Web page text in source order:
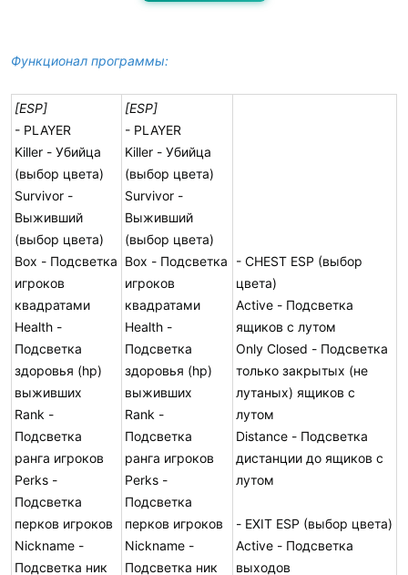
Функционал программы:
[ESP]
- PLAYER
Killer - Убийца
(выбор цвета)
Survivor -
Выживший
(выбор цвета)
Box - Подсветка
игроков
квадратами
Health -
Подсветка
здоровья (hp)
выживших
Rank -
Подсветка
ранга игроков
Perks -
Подсветка
перков игроков
Nickname -
Подсветка ник
[ESP]
- PLAYER
Killer - Убийца
(выбор цвета)
Survivor -
Выживший
(выбор цвета)
Box - Подсветка
игроков
квадратами
Health -
Подсветка
здоровья (hp)
выживших
Rank -
Подсветка
ранга игроков
Perks -
Подсветка
перков игроков
Nickname -
Подсветка ник
- CHEST ESP (выбор
цвета)
Active - Подсветка
ящиков с лутом
Only Closed - Подсветка
только закрытых (не
лутаных) ящиков с
лутом
Distance - Подсветка
дистанции до ящиков с
лутом
- EXIT ESP (выбор цвета)
Active - Подсветка
выходов